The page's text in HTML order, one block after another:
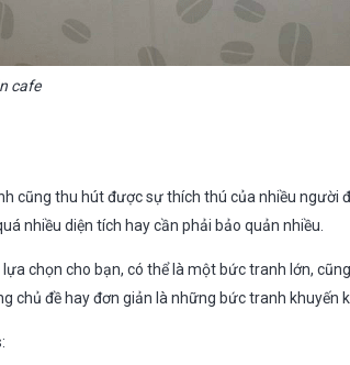
cafe
cũng thu hút được sự thích thú của nhiều người
nhiều diện tích hay cần phải bảo quản nhiều.
chọn cho bạn, có thể là một bức tranh lớn,
chủ đề hay đơn giản là những bức tranh khuyến